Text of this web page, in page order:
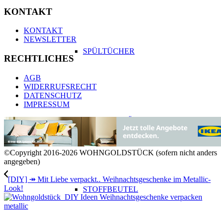
SPÜLTÜCHER
STOFFBEUTEL
KONTAKT
KONTAKT
NEWSLETTER
RECHTLICHES
AGB
WIDERRUFSRECHT
DATENSCHUTZ
IMPRESSUM
©Copyright 2016-2026 WOHNGOLDSTÜCK (sofern nicht anders
angegeben)
[DIY] ↠ Mit Liebe verpackt.. Weihnachtsgeschenke im Metallic-
Look!